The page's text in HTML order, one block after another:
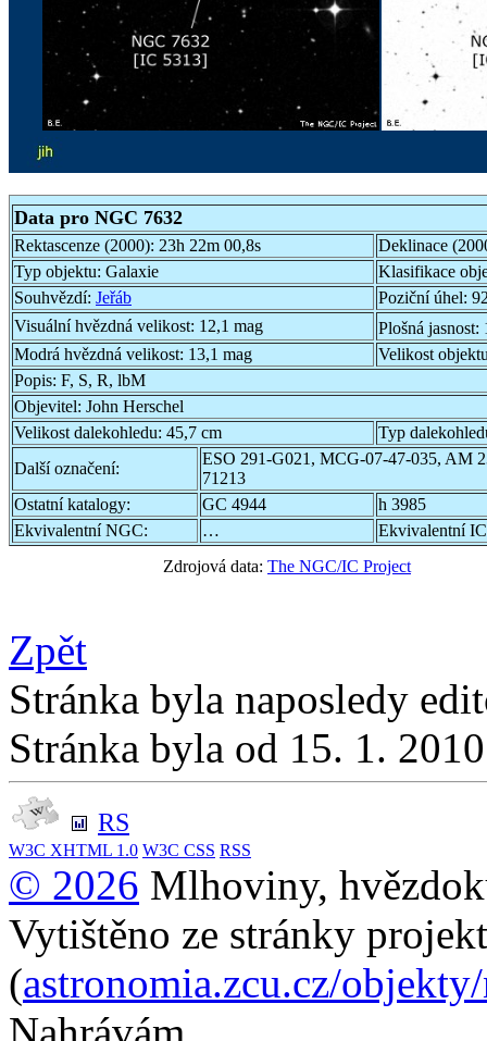
Data pro NGC 7632
Rektascenze (2000): 23h 22m 00,8s
Deklinace
Typ objektu: Galaxie
Klasifikace
Souhvězdí: Jeřáb Poziční úhel:
Visuální hvězdná velikost: 12,1 mag Plošná jasnost:
Modrá hvězdná velikost: 13,1 mag
Velikost
Popis: F, S, R, lbM
Objevitel: John Herschel
Velikost dalekohledu: 45,7 cm
Typ
Další označení:
ESO 291-G021, MCG-07-47-035, AM
71213
Ostatní katalogy:
GC 4944
h 3985
Ekvivalentní NGC:
…
Ekvivalentní
Zdrojová data: The NGC/IC Project
Zpět
Stránka byla naposledy
Stránka byla od 15. 1.
RS
W3C XHTML 1.0 W3C CSS RSS
© 2026 Mlhoviny,
Vytištěno ze stránky
(astronomia.zcu.cz/
Nahrávám...